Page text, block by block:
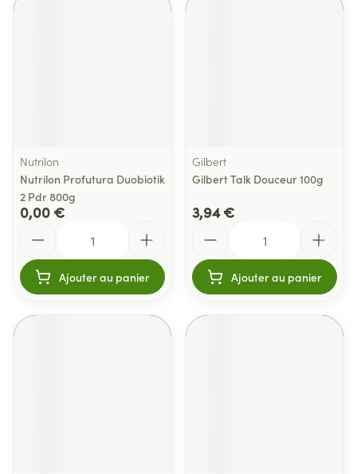
Nutrilon
Nutrilon Profutura Duobiotik
2 Pdr 800g
0,00 €
Ajouter au panier
Gilbert
Gilbert Talk Douceur 100g
3,94 €
Ajouter au panier